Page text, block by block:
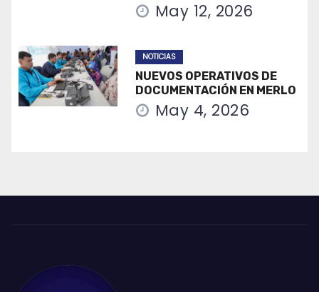
May 12, 2026
NOTICIAS
NUEVOS OPERATIVOS DE
DOCUMENTACIÓN EN MERLO
May 4, 2026